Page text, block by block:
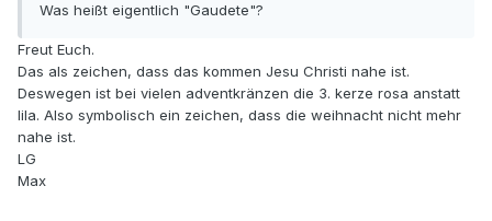
Was heißt eigentlich "Gaudete"?
Freut Euch.
Das als zeichen, dass das kommen Jesu Christi nahe ist.
Deswegen ist bei vielen adventkränzen die 3. kerze rosa anstatt
lila. Also symbolisch ein zeichen, dass die weihnacht nicht mehr
nahe ist.
LG
Max